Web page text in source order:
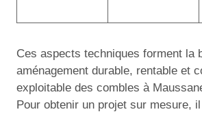
Ces aspects techniques forment la
aménagement durable, rentable et
exploitable des combles à
Pour obtenir un projet sur mesure,